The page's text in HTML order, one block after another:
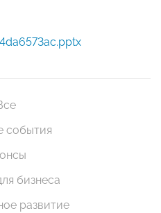
события
бизнеса
развитие